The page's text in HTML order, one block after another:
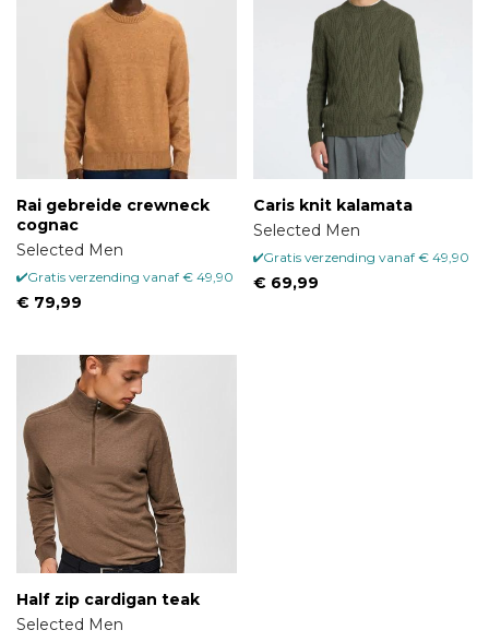
Rai gebreide crewneck
cognac
Selected Men
Gratis verzending vanaf € 49,90
€ 79,99
Caris knit kalamata
Selected Men
Gratis verzending vanaf € 49,90
€ 69,99
Half zip cardigan teak
Selected Men